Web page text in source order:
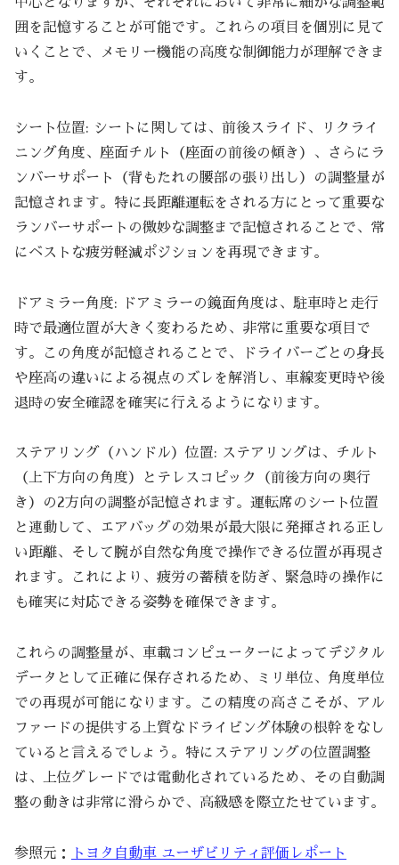
囲を記憶することが可能です。これらの項目を個別に見て
いくことで、メモリー機能の高度な制御能力が理解できま
す。
シート位置: シートに関しては、前後スライド、リクライ
ニング角度、座面チルト（座面の前後の傾き）、さらにラ
ンバーサポート（背もたれの腰部の張り出し）の調整量が
記憶されます。特に長距離運転をされる方にとって重要な
ランバーサポートの微妙な調整まで記憶されることで、常
にベストな疲労軽減ポジションを再現できます。
ドアミラー角度: ドアミラーの鏡面角度は、駐車時と走行
時で最適位置が大きく変わるため、非常に重要な項目で
す。この角度が記憶されることで、ドライバーごとの身長
や座高の違いによる視点のズレを解消し、車線変更時や後
退時の安全確認を確実に行えるようになります。
ステアリング（ハンドル）位置: ステアリングは、チルト
（上下方向の角度）とテレスコピック（前後方向の奥行
き）の2方向の調整が記憶されます。運転席のシート位置
と連動して、エアバッグの効果が最大限に発揮される正し
い距離、そして腕が自然な角度で操作できる位置が再現さ
れます。これにより、疲労の蓄積を防ぎ、緊急時の操作に
も確実に対応できる姿勢を確保できます。
これらの調整量が、車載コンピューターによってデジタル
データとして正確に保存されるため、ミリ単位、角度単位
での再現が可能になります。この精度の高さこそが、アル
ファードの提供する上質なドライビング体験の根幹をなし
ていると言えるでしょう。特にステアリングの位置調整
は、上位グレードでは電動化されているため、その自動調
整の動きは非常に滑らかで、高級感を際立たせています。
参照元： トヨタ自動車 ユーザビリティ評価レポート